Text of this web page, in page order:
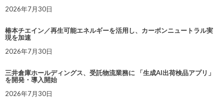
2026年7月30日
椿本チエイン／再生可能エネルギーを活用し、カーボンニュートラル実
現を加速
2026年7月30日
三井倉庫ホールディングス、受託物流業務に 「生成AI出荷検品アプリ」
を開発・導入開始
2026年7月30日